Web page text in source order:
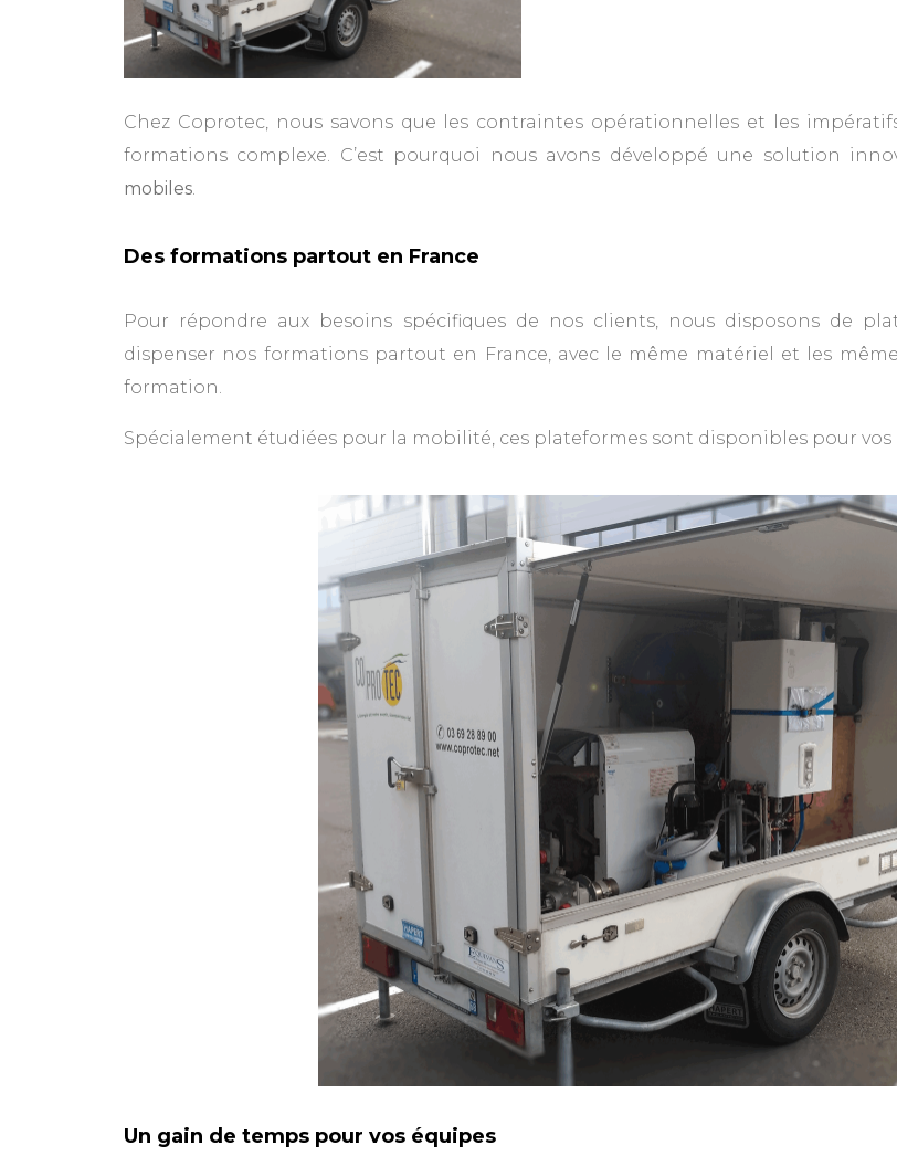
Chez Coprotec, nous savons que les contraintes opérationnelles et les
formations complexe. C’est pourquoi nous avons développé une solution
mobiles.
Des formations partout en France
Pour répondre aux besoins spécifiques de nos clients, nous disposons de
dispenser nos formations partout en France, avec le même matériel et les
formation.
Spécialement étudiées pour la mobilité, ces plateformes sont disponibles pour
Un gain de temps pour vos équipes